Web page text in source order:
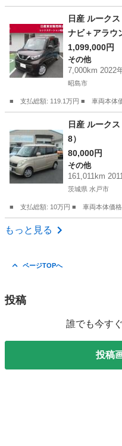
西国分寺駅
日産 ルーク
ナビ＋アラウ
イザー １オ
ンテリキー
プ バックカ
1,099,000円
その他
7,000km 2022
昭島市
■ 支払総額: 119.1万円 ■ 車両本体
その他
日産 ルーク
8）
80,000円
その他
161,011km
茨城県 水戸市
■ 支払総額: 10万円 ■ 車両本体価
茨城 水戸市
もっと見る
ページTOPへ
投稿
誰でも今す
投稿